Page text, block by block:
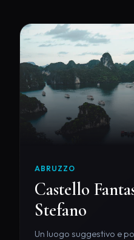
ABRUZZO
Castello
Stefano
Un luogo suggestivo e